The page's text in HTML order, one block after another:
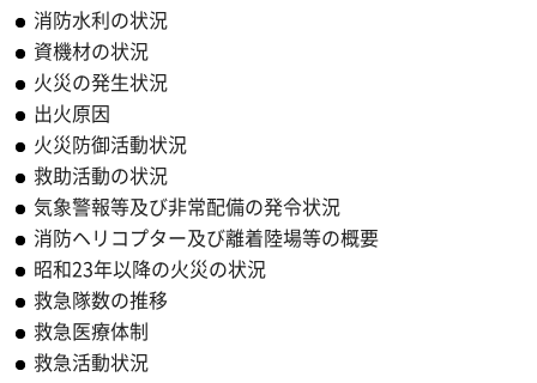
消防水利の状況
資機材の状況
火災の発生状況
出火原因
火災防御活動状況
救助活動の状況
気象警報等及び非常配備の発令状況
消防ヘリコプター及び離着陸場等の概要
昭和23年以降の火災の状況
救急隊数の推移
救急医療体制
救急活動状況